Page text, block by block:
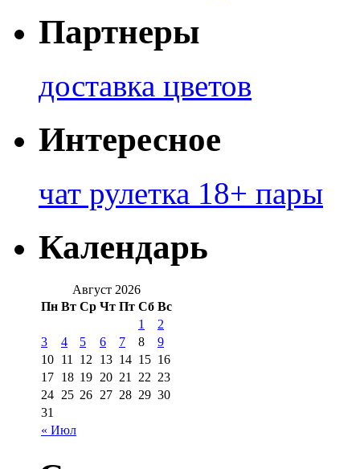
Партнеры
доставка цветов
Интересное
чат рулетка 18+ пары
Календарь
Август 2026
Пн Вт Ср Чт Пт Сб Вс
« Июл
1
2
3
4 5 6 7 8
9
10 11 12 13 14 15 16
17 18 19 20 21 22 23
24 25 26 27 28 29 30
31